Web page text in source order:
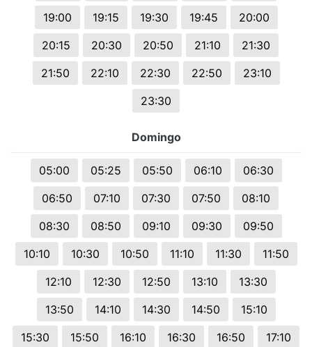
19:00
19:15 19:30 19:45
20:00
20:15
20:30 20:50 21:10
21:30
21:50
22:10 22:30 22:50
23:10
23:30
Domingo
05:00 05:25 05:50 06:10
06:30
06:50
07:10 07:30 07:50
08:10
08:30
08:50 09:10 09:30
09:50
10:10
10:30 10:50 11:10 11:30
11:50
12:10
12:30 12:50 13:10
13:30
13:50
14:10 14:30 14:50
15:10
15:30
15:50 16:10 16:30 16:50 17:10